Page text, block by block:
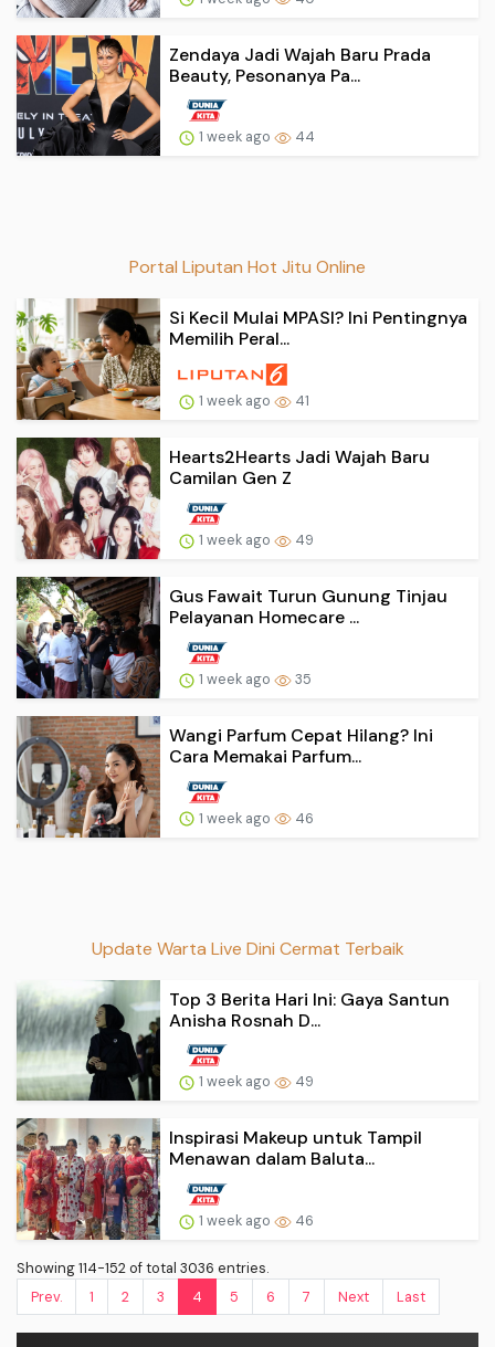
Zendaya Jadi Wajah Baru Prada
Beauty, Pesonanya Pa...
1 week ago 44
Portal Liputan Hot Jitu Online
Si Kecil Mulai MPASI? Ini Pentingnya
Memilih Peral...
1 week ago 41
Hearts2Hearts Jadi Wajah Baru
Camilan Gen Z
1 week ago 49
Gus Fawait Turun Gunung Tinjau
Pelayanan Homecare ...
1 week ago 35
Wangi Parfum Cepat Hilang? Ini
Cara Memakai Parfum...
1 week ago 46
Update Warta Live Dini Cermat Terbaik
Top 3 Berita Hari Ini: Gaya Santun
Anisha Rosnah D...
1 week ago 49
Inspirasi Makeup untuk Tampil
Menawan dalam Baluta...
1 week ago 46
Showing 114-152 of total 3036 entries.
Prev.
1 2 3 4 5 6 7 Next Last